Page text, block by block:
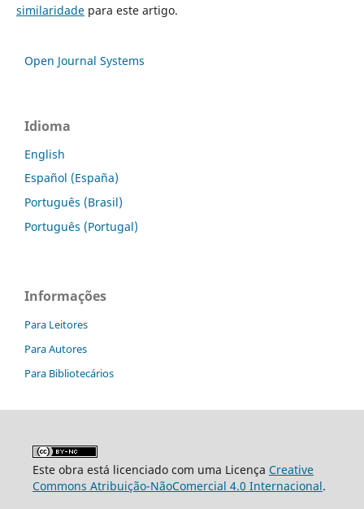
similaridadepara este artigo.
Open Journal Systems
Idioma
English
Español (España)
Português (Brasil)
Português (Portugal)
Informações
Para Leitores
Para Autores
Para Bibliotecários
Este obra está licenciado com uma Licença Creative
Commons Atribuição-NãoComercial 4.0 Internacional.